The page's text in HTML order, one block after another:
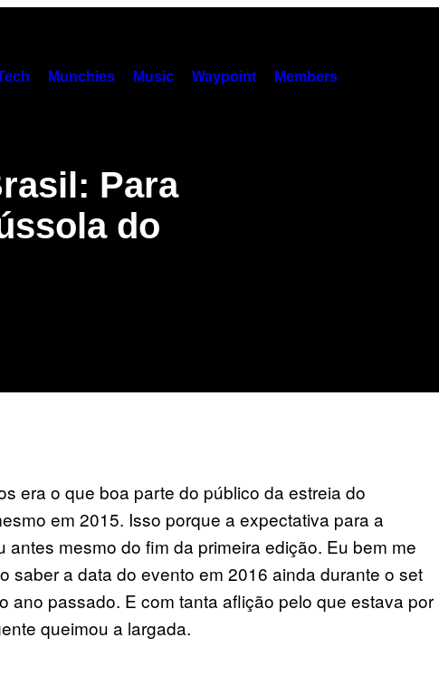
Munchies Music Waypoint Members
Para
do
era o que boa parte do público da estreia do
em 2015. Isso porque a expectativa para a
mesmo do fim da primeira edição. Eu bem me
saber a data do evento em 2016 ainda durante o set
ano passado. E com tanta aflição pelo que estava por
queimou a largada.